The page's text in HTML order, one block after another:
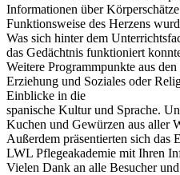
Informationen über
Funktionsweise des Herzens
Was sich hinter dem
das Gedächtnis funktioniert
Weitere Programmpunkte aus
Erziehung und Soziales oder
Einblicke in die
spanische Kultur und Sprache.
Kuchen und Gewürzen aus aller
Außerdem präsentierten sich das
LWL Pflegeakademie mit Ihren
Vielen Dank an alle Besucher